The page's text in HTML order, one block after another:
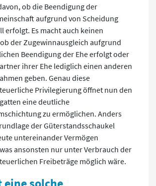
ob die Beendigung der
aufgrund von Scheidung
erfolgt. Es macht auch keinen
der Zugewinnausgleich aufgrund
Beendigung der Ehe erfolgt oder
ihrer Ehe lediglich einen anderen
geben. Genau diese
Privilegierung öffnet nun den
eine deutliche
zu ermöglichen. Anders
der Güterstandsschaukel
untereinander Vermögen
ansonsten nur unter Verbrauch der
Freibeträge möglich wäre.